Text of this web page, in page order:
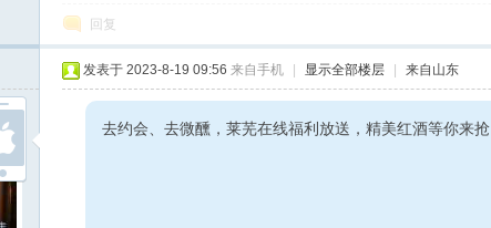
回复
发表于 2023-8-19 09:56 来自手机 显示全部楼层 来自山东
去约会、去微醺，莱芜在线福利放送，精美红酒等你来抢